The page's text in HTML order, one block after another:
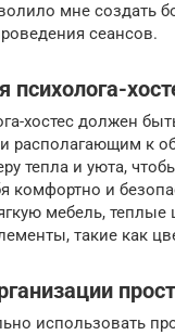
мне создать
сеансов.
психолога-
хостес должен
располагающим к
тепла и уюта,
комфортно и
мебель, теплые
такие как
использовать